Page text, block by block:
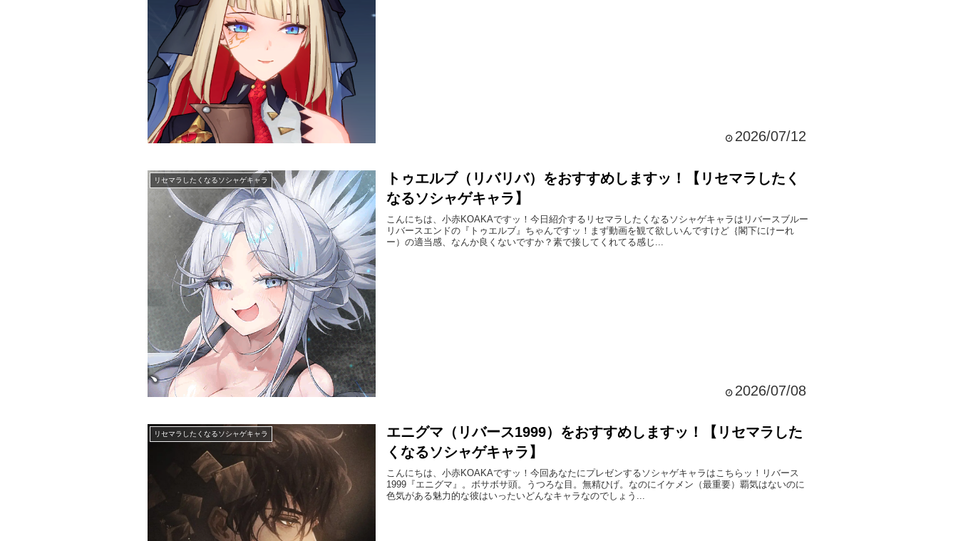
2026/07/12
リセマラしたくなるソシャゲキャラ
トゥエルブ（リバリバ）をおすすめしますッ！【リセマラしたく
なるソシャゲキャラ】
こんにちは、小赤KOAKAですッ！今日紹介するリセマラしたくなるソシャゲキャラはリバースブルー
リバースエンドの『トゥエルブ』ちゃんですッ！まず動画を観て欲しいんですけど｛閣下にけーれ
ー）の適当感、なんか良くないですか？素で接してくれてる感じ...
2026/07/08
リセマラしたくなるソシャゲキャラ
エニグマ（リバース1999）をおすすめしますッ！【リセマラした
くなるソシャゲキャラ】
こんにちは、小赤KOAKAですッ！今回あなたにプレゼンするソシャゲキャラはこちらッ！リバース
1999『エニグマ』。ボサボサ頭。うつろな目。無精ひげ。なのにイケメン（最重要）覇気はないのに
色気がある魅力的な彼はいったいどんなキャラなのでしょう...